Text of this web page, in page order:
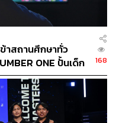
ถึงผู้คนรุ่นใหม่ และเข้า
นด์ได้อย่างรวดเร็ว
Networking Service
ที่เดินทางมาร่วม
2018 ที่ประเทศไทย เมื่อ
บ THE STANDARD
าสถานศึกษาทั่ว
ONE ปั้นเด็ก
168